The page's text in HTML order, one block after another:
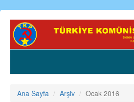
Ana
içeriğe
Ana Sayfa Arşiv Ocak 2016